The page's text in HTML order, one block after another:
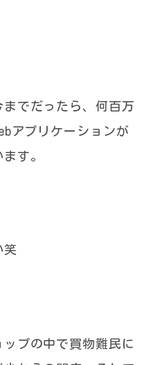
でだったら、何百万
アプリケーションが
す。
笑
プの中で買物難民に